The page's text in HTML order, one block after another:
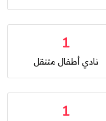
1
نادي أطفال متنقل
1